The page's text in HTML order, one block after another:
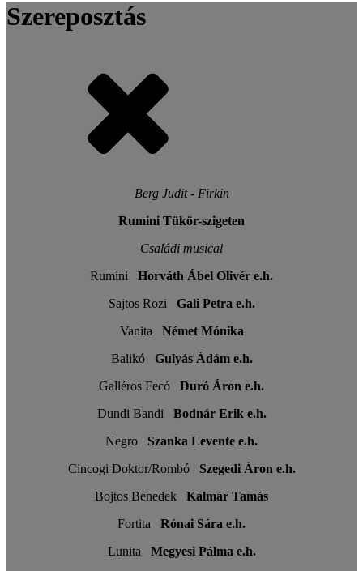
Szereposztás
Berg Judit - Firkin
Rumini Tükör-szigeten
Családi musical
Rumini Horváth Ábel Olivér e.h.
Sajtos Rozi Gali Petra e.h.
Vanita Német Mónika
Balikó Gulyás Ádám e.h.
Galléros Fecó
Duró Áron e.h.
Dundi Bandi Bodnár Erik e.h.
Negro Szanka Levente e.h.
Cincogi Doktor/Rombó Szegedi Áron e.h.
Bojtos Benedek Kalmár Tamás
Fortita Rónai Sára e.h.
Lunita
Megyesi Pálma e.h.